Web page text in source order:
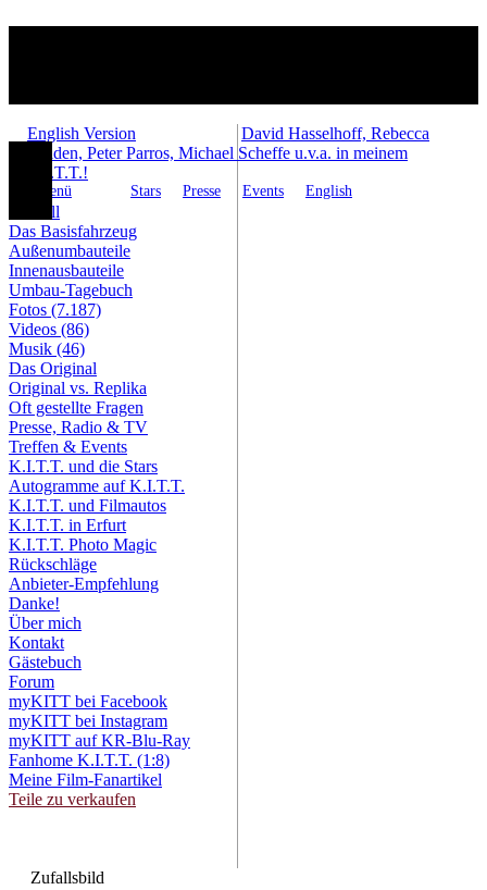
English Version
David Hasselhoff, Rebecca
Holden, Peter Parros, Michael Scheffe u.v.a. in meinem
K.I.T.T.!
Menü Stars Presse Events English
Aktuell
Das Basisfahrzeug
Außenumbauteile
Innenausbauteile
Umbau-Tagebuch
Fotos (7.187)
Videos (86)
Musik (46)
Das Original
Original vs. Replika
Oft gestellte Fragen
Presse, Radio & TV
Treffen & Events
K.I.T.T. und die Stars
Autogramme auf K.I.T.T.
K.I.T.T. und Filmautos
K.I.T.T. in Erfurt
K.I.T.T. Photo Magic
Rückschläge
Anbieter-Empfehlung
Danke!
Über mich
Kontakt
Gästebuch
Forum
myKITT bei Facebook
myKITT bei Instagram
myKITT auf KR-Blu-Ray
Fanhome K.I.T.T. (1:8)
Meine Film-Fanartikel
Teile zu verkaufen
Zufallsbild